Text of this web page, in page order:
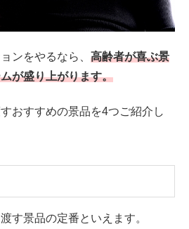
ンをやるなら、 高齢者が喜ぶ景
が盛り上がります。
おすすめの景品を4つご紹介し
す景品の定番といえます。